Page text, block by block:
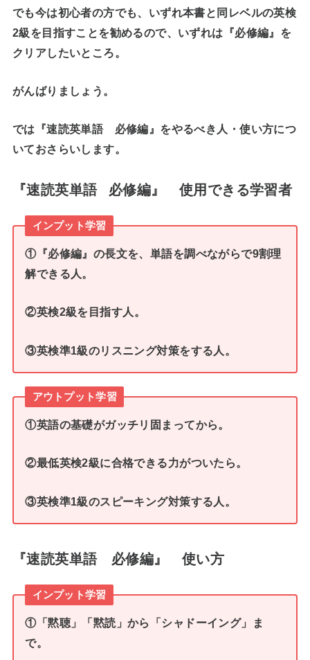
でも今は初心者の方でも、いずれ本書と同レベルの英検
2級を目指すことを勧めるので、いずれは『必修編』を
クリアしたいところ。
がんばりましょう。
では『速読英単語 必修編』をやるべき人・使い方につ
いておさらいします。
『速読英単語 必修編』 使用できる学習者
インプット学習
①『必修編』の長文を、単語を調べながらで9割理
解できる人。
②英検2級を目指す人 。
③英検準1級のリスニング対策をする人 。
アウトプット学習
①英語の基礎がガッチリ固まってから。
②最低英検2級に合格できる力がついたら。
③英検準1級のスピーキング対策する人 。
『速読英単語 必修編』 使い方
インプット学習
①「黙聴」「黙読」から「シャドーイング」
ま
で。